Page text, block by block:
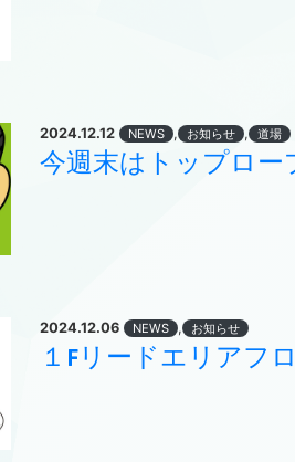
2024.12.12 NEWS , お知らせ , 道場
今週末はトップロー
2024.12.06 NEWS , お知らせ
１Fリードエリアフ